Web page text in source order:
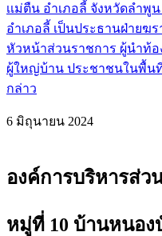
เเม่ตืน อำเภอลี้ จังหวัดลำ
อำเภอลี้ เป็นประธานฝ่ายฆ
หัวหน้าส่วนราชการ ผู้นำท้
ผู้ใหญ่บ้าน ประชาชนในพื้น
กล่าว
6 มิถุนายน 2024
องค์การบริหารส่ว
หมู่ที่ 10 บ้านหนอ